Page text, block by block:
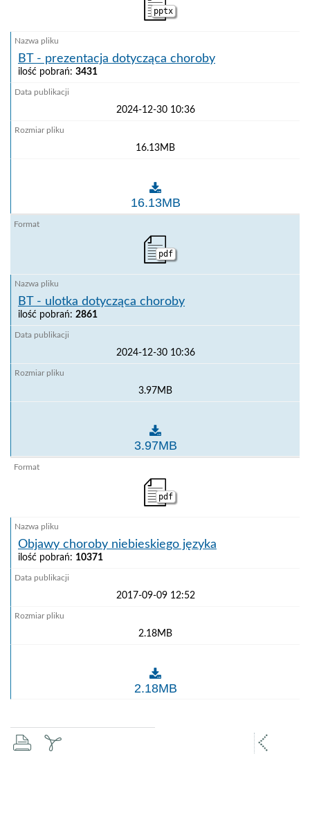
pptx
BT - prezentacja dotycząca choroby
ilość pobrań: 3431
2024-12-30 10:36
16.13MB
BT - prezentacja dotycząca choroby
16.13MB
pdf
BT - ulotka dotycząca choroby
ilość pobrań: 2861
2024-12-30 10:36
3.97MB
BT - ulotka dotycząca choroby
3.97MB
pdf
Objawy choroby niebieskiego języka
ilość pobrań: 10371
2017-09-09 12:52
2.18MB
Objawy choroby niebieskiego języka
2.18MB
drukujzapisz